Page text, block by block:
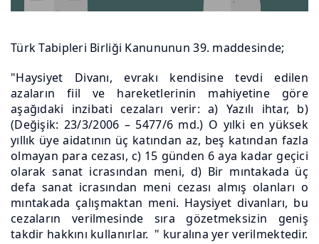
Türk Tabipleri Birliği Kanununun 39. maddesinde;
"Haysiyet Divanı, evrakı kendisine tevdi edilen
azaların fiil ve hareketlerinin mahiyetine göre
aşağıdaki inzibati cezaları verir: a) Yazılı ihtar, b)
(Değişik: 23/3/2006 – 5477/6 md.) O yılki en yüksek
yıllık üye aidatının üç katından az, beş katından fazla
olmayan para cezası, c) 15 günden 6 aya kadar geçici
olarak sanat icrasından meni, d) Bir mıntakada üç
defa sanat icrasından meni cezası almış olanları o
mıntakada çalışmaktan meni. Haysiyet divanları, bu
cezaların verilmesinde sıra gözetmeksizin geniş
takdir hakkını kullanırlar. " kuralına yer verilmektedir.